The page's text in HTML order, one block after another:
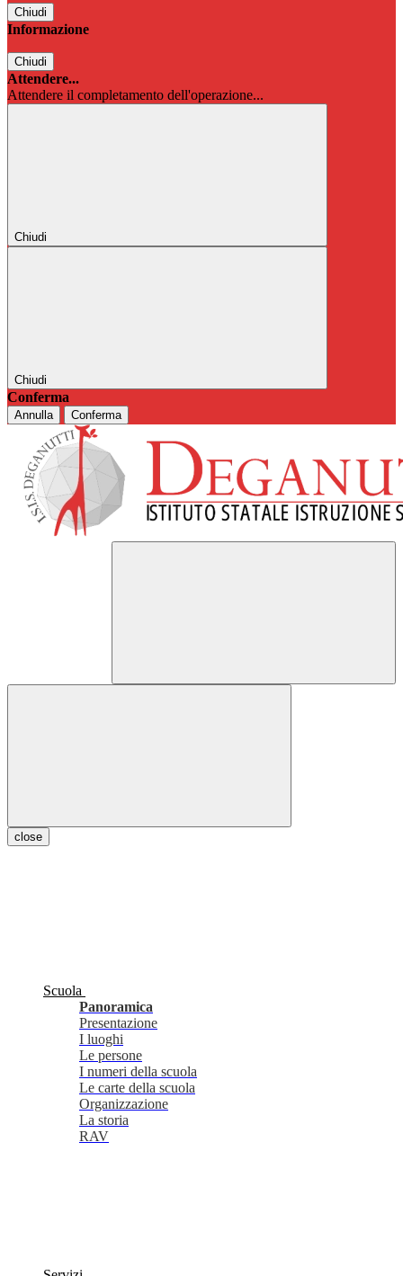
Chiudi
Informazione
Chiudi
Attendere...
Attendere il completamento dell'operazione...
Chiudi
Chiudi
Conferma
Annulla Conferma
close
Scuola
Panoramica
Presentazione
I luoghi
Le persone
I numeri della scuola
Le carte della scuola
Organizzazione
La storia
RAV